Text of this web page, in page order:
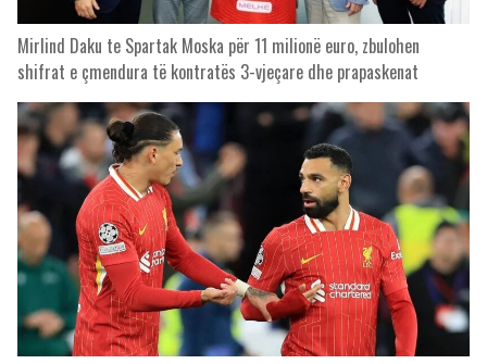
Mirlind Daku te Spartak Moska për 11 milionë euro, zbulohen
shifrat e çmendura të kontratës 3-vjeçare dhe prapaskenat